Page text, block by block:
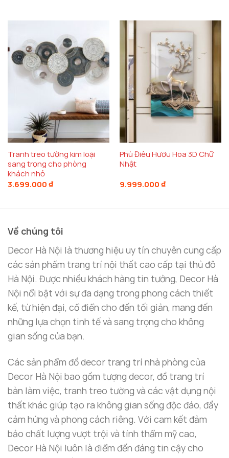
Với trọng lượng chỉ
, bức tranh này dễ dàng lắp
đặt và không gây ảnh hưởng đến kết cấu của tường.
Điều này giúp bạn dễ dàng thay đổi vị trí và tạo ra
những sự sáng tạo mới cho không gian sống của
mình. Tranh phù điêu treo tường
này không chỉ
đẹp mắt mà còn bền vững, đảm bảo sẽ là món đồ
trang trí lâu dài trong ngôi nhà của bạn.
Tranh kim loại trang trí mảng tường sau ghế sofa
Decor Hà Nội: Thương Hiệu Trang Trí Nội Thất
Cao Cấp
Decor Hà Nộilà thương hiệu nổi bật trong ngành
trang trí nội thất, chuyên cung cấp các sản phẩm
Tranh treo tường kim loại
sang trọng cho phòng
khách nhỏ
3.699.000 ₫
Phù Điêu Hươu Hoa 3D Chữ
Nhật
9.999.000 ₫
Về chúng tôi
Decor Hà Nội là thương hiệu uy tín chuyên cung cấp
các sản phẩm trang trí nội thất cao cấp tại thủ đô
Hà Nội. Được nhiều khách hàng tin tưởng, Decor Hà
Nội nổi bật với sự đa dạng trong phong cách thiết
kế, từ hiện đại, cổ điển cho đến tối giản, mang đến
những lựa chọn tinh tế và sang trọng cho không
gian sống của bạn.
Các sản phẩm đồ decor trang trí nhà phòng của
Decor Hà Nội bao gồm tượng decor, đồ trang trí
bàn làm việc, tranh treo tường và các vật dụng nội
thất khác giúp tạo ra không gian sống độc đáo, đầy
cảm hứng và phong cách riêng. Với cam kết đảm
bảo chất lượng vượt trội và tính thẩm mỹ cao,
Decor Hà Nội luôn là điểm đến đáng tin cậy cho